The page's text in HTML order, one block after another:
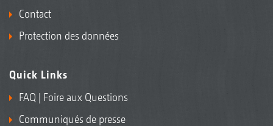
Contact
Protection des données
Quick Links
FAQ | Foire aux Questions
Communiqués de presse